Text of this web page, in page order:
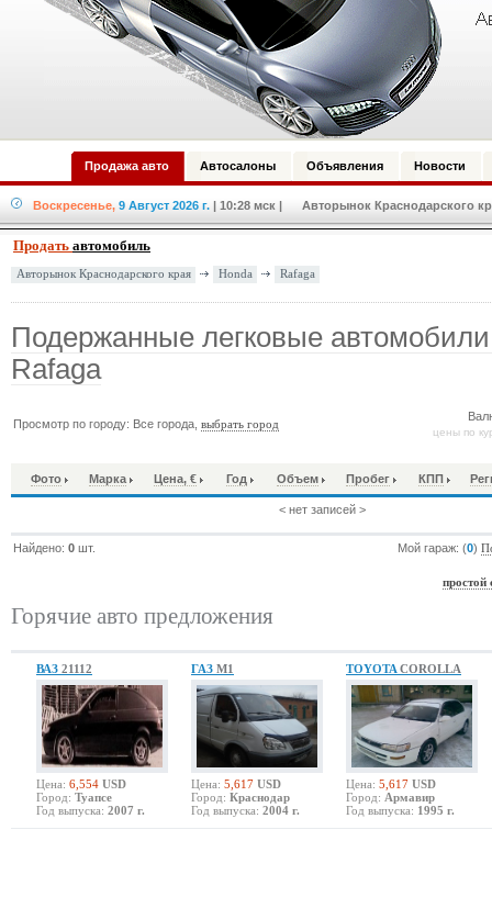
Продажа авто Автосалоны Объявления Новости
Воскресенье, 9 Август 2026 г. | 10:28 мск | Авторынок Краснодарского
Продать автомобиль
Авторынок Краснодарского края Honda Rafaga
Подержанные легковые
Rafaga
Просмотр по городу: Все города,выбрать город
цены по
Фото Марка Цена, € Год Объем Пробег КПП
< нет записей >
Найдено:0 шт. Мой гараж: (0)
простой
Горячие авто предложения
ВАЗ 21112
Цена: 6,554 USD
Город: Туапсе
Год выпуска: 2007 г.
ГАЗ М1
Цена: 5,617 USD
Город: Краснодар
Год выпуска: 2004 г.
TOYOTA COROLLA
Цена: 5,617 USD
Город: Армавир
Год выпуска: 1995 г.